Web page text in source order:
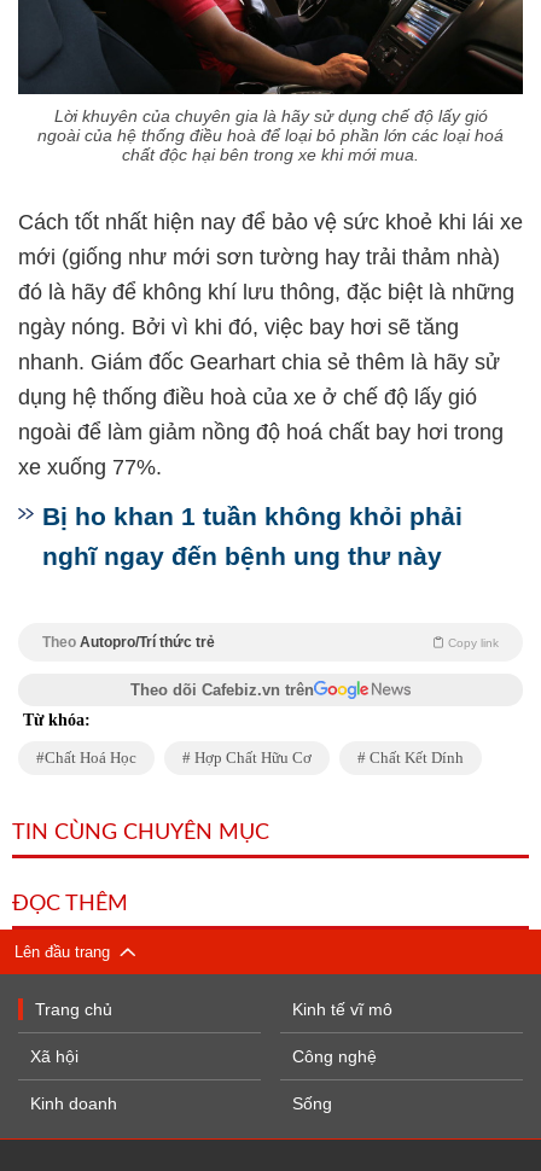
Lời khuyên của chuyên gia là hãy sử dụng chế độ lấy gió
ngoài của hệ thống điều hoà để loại bỏ phần lớn các loại hoá
chất độc hại bên trong xe khi mới mua.
Cách tốt nhất hiện nay để bảo vệ sức khoẻ khi lái xe
mới (giống như mới sơn tường hay trải thảm nhà)
đó là hãy để không khí lưu thông, đặc biệt là những
ngày nóng. Bởi vì khi đó, việc bay hơi sẽ tăng
nhanh. Giám đốc Gearhart chia sẻ thêm là hãy sử
dụng hệ thống điều hoà của xe ở chế độ lấy gió
ngoài để làm giảm nồng độ hoá chất bay hơi trong
xe xuống 77%.
Bị ho khan 1 tuần không khỏi phải
nghĩ ngay đến bệnh ung thư này
Theo Autopro/Trí thức trẻ Copy link
Theo dõi Cafebiz.vn trên
Từ khóa:
Chất Hoá Học Hợp Chất Hữu Cơ Chất Kết Dính
TIN CÙNG CHUYÊN MỤC
ĐỌC THÊM
Lên đầu trang
Trang chủ
Xã hội
Kinh doanh
Kinh tế vĩ mô
Công nghệ
Sống